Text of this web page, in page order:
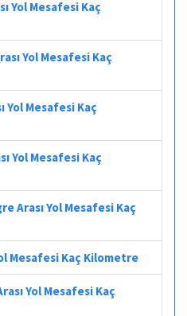
Yol Mesafesi Kaç
Yol Mesafesi Kaç
Yol Mesafesi Kaç
Yol Mesafesi Kaç
Arası Yol Mesafesi Kaç
Mesafesi Kaç Kilometre
Yol Mesafesi Kaç